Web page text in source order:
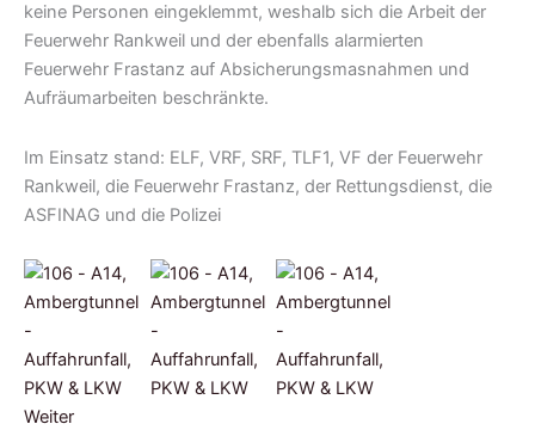
keine Personen eingeklemmt, weshalb sich die Arbeit der
Feuerwehr Rankweil und der ebenfalls alarmierten
Feuerwehr Frastanz auf Absicherungsmasnahmen und
Aufräumarbeiten beschränkte.
Im Einsatz stand: ELF, VRF, SRF, TLF1, VF der Feuerwehr
Rankweil, die Feuerwehr Frastanz, der Rettungsdienst, die
ASFINAG und die Polizei
Weiter